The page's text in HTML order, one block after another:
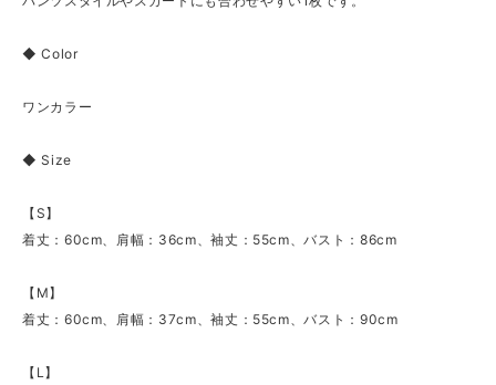
◆ Color
ワンカラー
◆ Size
【S】
着丈：60cm、肩幅：36cm、袖丈：55cm、バスト：86cm
【M】
着丈：60cm、肩幅：37cm、袖丈：55cm、バスト：90cm
【L】